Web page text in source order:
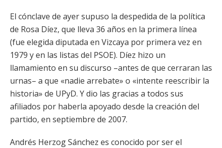
El cónclave de ayer supuso la despedida de la política
de Rosa Díez, que lleva 36 años en la primera línea
(fue elegida diputada en Vizcaya por primera vez en
1979 y en las listas del PSOE). Díez hizo un
llamamiento en su discurso –antes de que cerraran las
urnas– a que «nadie arrebate» o «intente reescribir la
historia» de UPyD. Y dio las gracias a todos sus
afiliados por haberla apoyado desde la creación del
partido, en septiembre de 2007.
Andrés Herzog Sánchez es conocido por ser el